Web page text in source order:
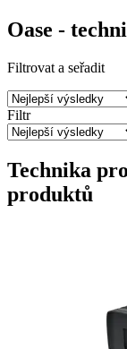
Oase -
Filtrovat a seřadit
Filtr
Technika
produktů